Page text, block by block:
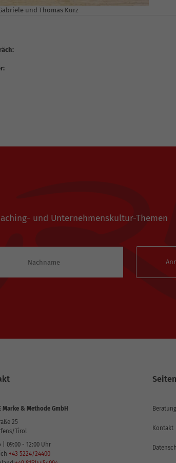
und Thomas Kurz
und Unternehmenskultur-Themen
Marke & Methode GmbH
25
Tirol
| 09:00 - 12:00 Uhr
+43 5224/24400
Kontakt